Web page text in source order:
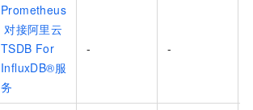
Prometheus
对接阿里云
TSDB For
InfluxDB®️服
务
- -